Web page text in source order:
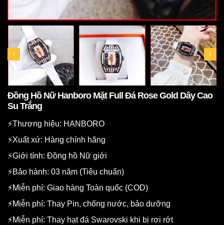
Đồng Hồ Nữ Hanboro Mặt Full Đá Rose Gold Dây Cao
Su Trắng
⚡️Thương hiệu: HANBORO
⚡️Xuất xứ: Hàng chính hãng
⚡️Giới tính: Đồng hồ Nữ giới
⚡️Bảo hành: 03 năm (Tiêu chuẩn)
⚡️Miễn phí: Giao hàng Toàn quốc (COD)
⚡️Miễn phí: Thay Pin, chống nước, bảo dưỡng
⚡️Miễn phí: Thay hạt đá Swarovski khi bị rơi rớt